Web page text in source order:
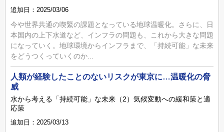
追加日：2025/03/06
今や世界共通の喫緊の課題となっている地球温暖化。さらに、日
本国内の上下水道など、インフラの問題も、これから大きな問題
になっていく。地球環境からインフラまで、「持続可能」な未来
をどうつくっていくのか...
人類が経験したことのないリスクが東京に…温暖化の脅
威
水から考える「持続可能」な未来（2）気候変動への緩和策と適
応策
追加日：2025/03/13